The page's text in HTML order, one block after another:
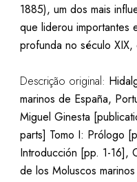
1885), um dos mais
que liderou importantes
profunda no século
Descrição original:
marinos de España,
Miguel Ginesta
parts] Tomo I: Prólogo
Introducción [pp. 1-16],
de los Moluscos